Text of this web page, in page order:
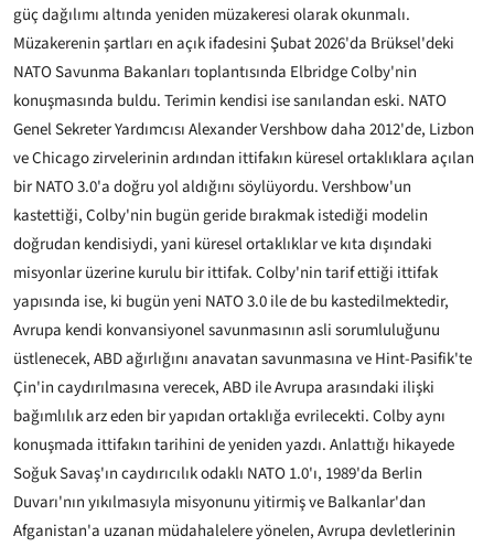
güç dağılımı altında yeniden müzakeresi olarak okunmalı.
Müzakerenin şartları en açık ifadesini Şubat 2026'da Brüksel'deki
NATO Savunma Bakanları toplantısında Elbridge Colby'nin
konuşmasında buldu. Terimin kendisi ise sanılandan eski. NATO
Genel Sekreter Yardımcısı Alexander Vershbow daha 2012'de, Lizbon
ve Chicago zirvelerinin ardından ittifakın küresel ortaklıklara açılan
bir NATO 3.0'a doğru yol aldığını söylüyordu. Vershbow'un
kastettiği, Colby'nin bugün geride bırakmak istediği modelin
doğrudan kendisiydi, yani küresel ortaklıklar ve kıta dışındaki
misyonlar üzerine kurulu bir ittifak. Colby'nin tarif ettiği ittifak
yapısında ise, ki bugün yeni NATO 3.0 ile de bu kastedilmektedir,
Avrupa kendi konvansiyonel savunmasının asli sorumluluğunu
üstlenecek, ABD ağırlığını anavatan savunmasına ve Hint-Pasifik'te
Çin'in caydırılmasına verecek, ABD ile Avrupa arasındaki ilişki
bağımlılık arz eden bir yapıdan ortaklığa evrilecekti. Colby aynı
konuşmada ittifakın tarihini de yeniden yazdı. Anlattığı hikayede
Soğuk Savaş'ın caydırıcılık odaklı NATO 1.0'ı, 1989'da Berlin
Duvarı'nın yıkılmasıyla misyonunu yitirmiş ve Balkanlar'dan
Afganistan'a uzanan müdahalelere yönelen, Avrupa devletlerinin